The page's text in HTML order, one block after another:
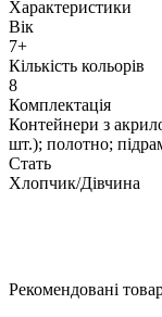
Характеристики
Вік
7+
Кількість кольорів
8
Комплектація
Контейнери з
шт.); полотно;
Стать
Хлопчик/Дiвчина
Рекомендовані